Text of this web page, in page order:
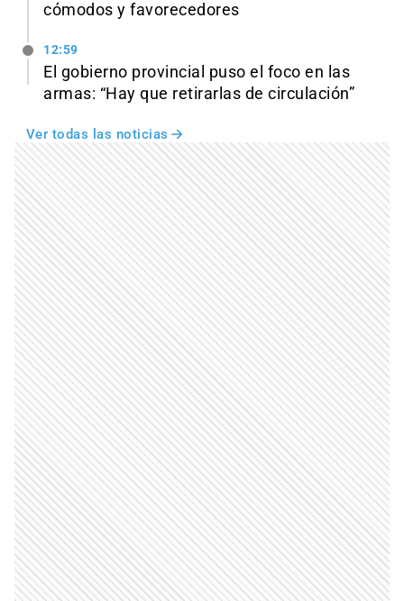
cómodos y favorecedores
12:59
El gobierno provincial puso el foco en las
armas: “Hay que retirarlas de circulación”
Ver todas las noticias